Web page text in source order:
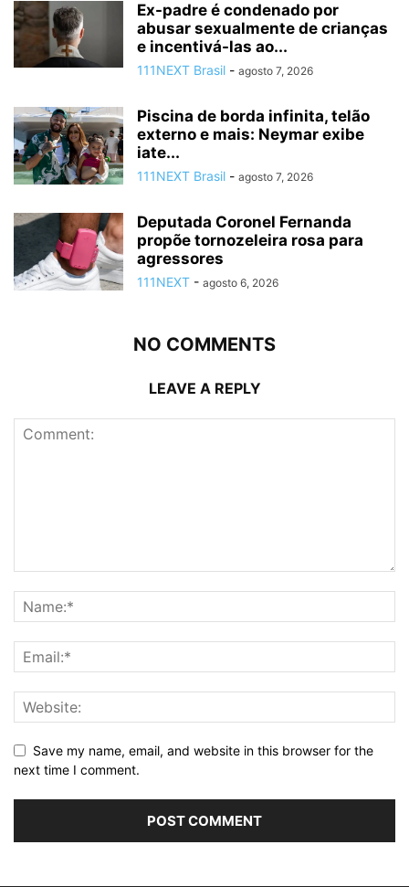
Ex-padre é condenado por
abusar sexualmente de crianças
e incentivá-las ao...
111NEXT Brasil - agosto 7, 2026
Piscina de borda infinita, telão
externo e mais: Neymar exibe
iate...
111NEXT Brasil - agosto 7, 2026
Deputada Coronel Fernanda
propõe tornozeleira rosa para
agressores
111NEXT - agosto 6, 2026
NO COMMENTS
LEAVE A REPLY
Save my name, email, and website in this browser for the
next time I comment.